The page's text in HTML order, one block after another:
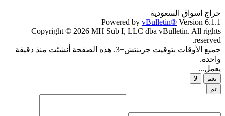
حراج اسواق السعودية
Powered by vBulletin® Version 6.1.1
Copyright © 2026 MH Sub I, LLC dba vBulletin. All rights
reserved.
جميع الأوقات بتوقيت جرينتش+3. هذه الصفحة أنشئت منذ دقيقة
واحدة.
يعمل...
نعم
لا
تم